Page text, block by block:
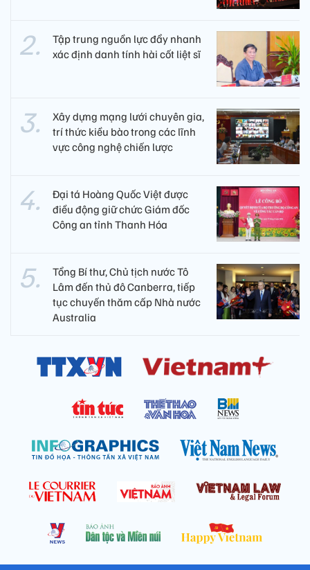
Tập trung nguồn lực đẩy nhanh
xác định danh tính hài cốt liệt sĩ
Xây dựng mạng lưới chuyên gia,
trí thức kiều bào trong các lĩnh
vực công nghệ chiến lược
Đại tá Hoàng Quốc Việt được
điều động giữ chức Giám đốc
Công an tỉnh Thanh Hóa
Tổng Bí thư, Chủ tịch nước Tô
Lâm đến thủ đô Canberra, tiếp
tục chuyến thăm cấp Nhà nước
Australia